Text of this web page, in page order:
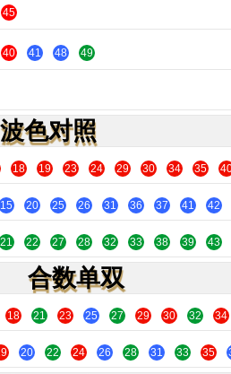
45
40 41 48 49
波色对照
18 19 23 24 29 30 34 35
15 20 25 26 31 36 37 41 42
21 22 27 28 32 33 38 39 43
合数单双
18 21 23 25 27 29 30 32 34
20 22 24 26 28 31 33 35